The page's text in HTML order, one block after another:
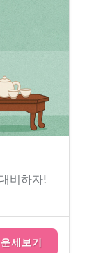
비하자!
운세보기